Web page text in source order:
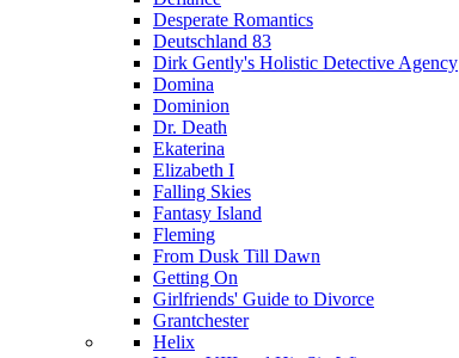
Desperate Romantics
Deutschland 83
Dirk Gently's Holistic Detective Agency
Domina
Dominion
Dr. Death
Ekaterina
Elizabeth I
Falling Skies
Fantasy Island
Fleming
From Dusk Till Dawn
Getting On
Girlfriends' Guide to Divorce
Grantchester
Helix